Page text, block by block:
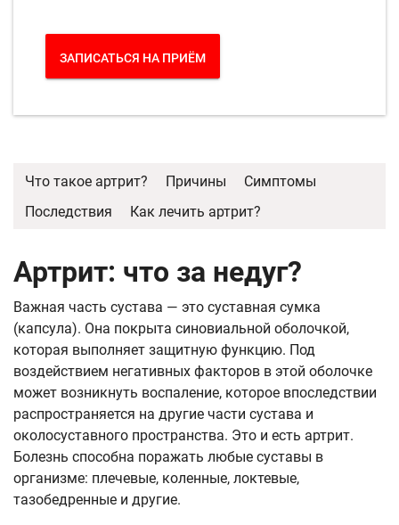
ЗАПИСАТЬСЯ НА ПРИЁМ
Что такое артрит? Причины
Симптомы
Последствия
Как лечить артрит?
Артрит: что за недуг?
Важная часть сустава — это суставная сумка
(капсула). Она покрыта синовиальной оболочкой,
которая выполняет защитную функцию. Под
воздействием негативных факторов в этой оболочке
может возникнуть воспаление, которое впоследствии
распространяется на другие части сустава и
околосуставного пространства. Это и есть артрит.
Болезнь способна поражать любые суставы в
организме: плечевые, коленные, локтевые,
тазобедренные и другие.